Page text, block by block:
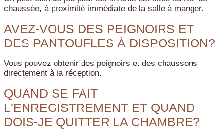
chaussée, à proximité immédiate de la salle à manger.
AVEZ-VOUS DES PEIGNOIRS ET
DES PANTOUFLES À DISPOSITION?
Vous pouvez obtenir des peignoirs et des chaussons
directement à la réception.
QUAND SE FAIT
L'ENREGISTREMENT ET QUAND
DOIS-JE QUITTER LA CHAMBRE?